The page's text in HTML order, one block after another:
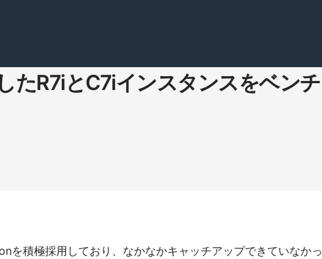
たR7iとC7iインスタンスをベン
を積極採用しており、なかなかキャッチアップできていなか